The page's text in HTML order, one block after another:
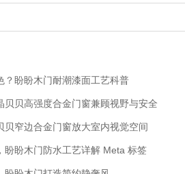
？盼盼木门耐潮漆面工艺科普
贝贝高强度合金门窗兼顾视野与安全
贝窄边合金门窗放大室内视觉空间
盼盼木门防水工艺详解 Meta 标签